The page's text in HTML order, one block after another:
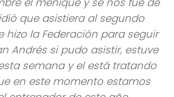
que asistiera al segundo
la Federación para seguir
Andrés si pudo asistir, estuve
semana y el está tratando
en este momento estamos